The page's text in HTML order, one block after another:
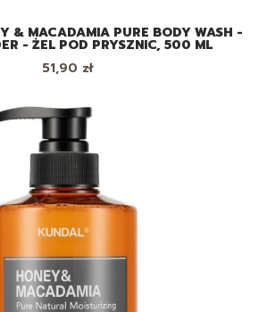
& MACADAMIA PURE BODY WASH -
- ŻEL POD PRYSZNIC, 500 ML
Cena
51,90 zł